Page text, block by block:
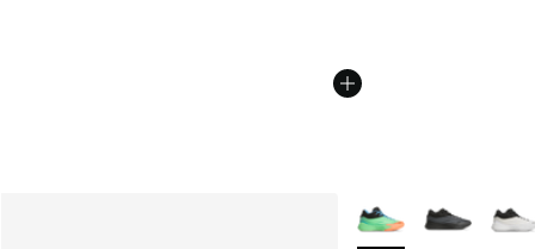
Weitere Farben